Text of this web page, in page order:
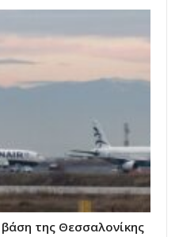
της Θεσσαλονίκης